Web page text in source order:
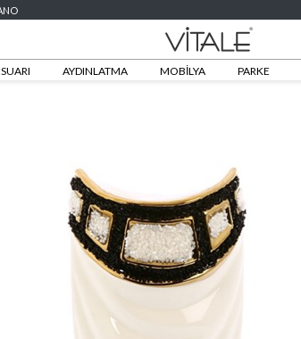
AYDINLATMA MOBİLYA PARKE